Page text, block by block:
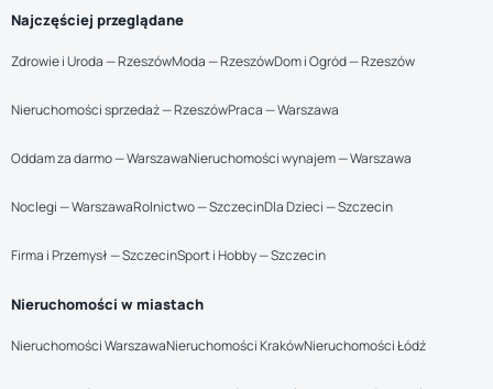
Najczęściej przeglądane
Zdrowie i Uroda — RzeszówModa — RzeszówDom i Ogród — Rzeszów
Nieruchomości sprzedaż — RzeszówPraca — Warszawa
Oddam za darmo — WarszawaNieruchomości wynajem — Warszawa
Noclegi — WarszawaRolnictwo — SzczecinDla Dzieci — Szczecin
Firma i Przemysł — SzczecinSport i Hobby — Szczecin
Nieruchomości w miastach
Nieruchomości WarszawaNieruchomości KrakówNieruchomości Łódź